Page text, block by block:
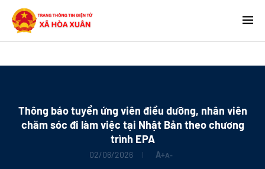
Thông báo tuyển ứng viên điều dưỡng, nhân viên
chăm sóc đi làm việc tại Nhật Bản theo chương
trình EPA
02/06/2026 A+A-